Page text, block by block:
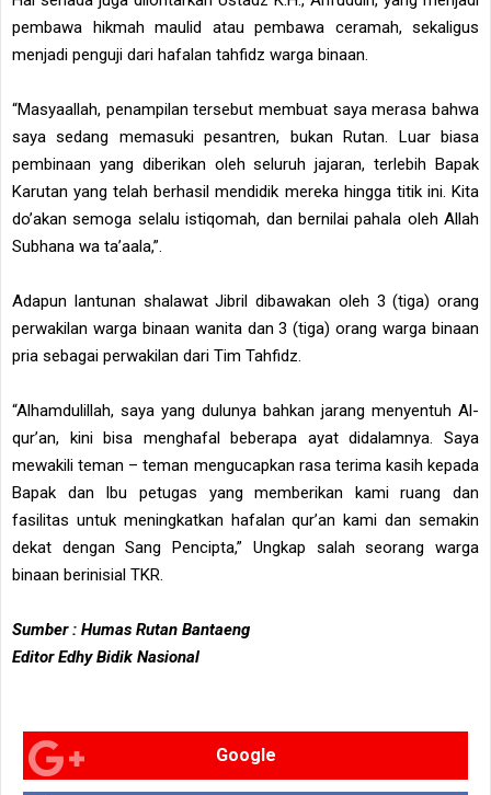
pembawa hikmah maulid atau pembawa ceramah, sekaligus
menjadi penguji dari hafalan tahfidz warga binaan.
“Masyaallah, penampilan tersebut membuat saya merasa bahwa
saya sedang memasuki pesantren, bukan Rutan. Luar biasa
pembinaan yang diberikan oleh seluruh jajaran, terlebih Bapak
Karutan yang telah berhasil mendidik mereka hingga titik ini. Kita
do’akan semoga selalu istiqomah, dan bernilai pahala oleh Allah
Subhana wa ta’aala,”.
Adapun lantunan shalawat Jibril dibawakan oleh 3 (tiga) orang
perwakilan warga binaan wanita dan 3 (tiga) orang warga binaan
pria sebagai perwakilan dari Tim Tahfidz.
“Alhamdulillah, saya yang dulunya bahkan jarang menyentuh Al-
qur’an, kini bisa menghafal beberapa ayat didalamnya. Saya
mewakili teman – teman mengucapkan rasa terima kasih kepada
Bapak dan Ibu petugas yang memberikan kami ruang dan
fasilitas untuk meningkatkan hafalan qur’an kami dan semakin
dekat dengan Sang Pencipta,” Ungkap salah seorang warga
binaan berinisial TKR.
Sumber : Humas Rutan Bantaeng
Editor Edhy Bidik Nasional
Google